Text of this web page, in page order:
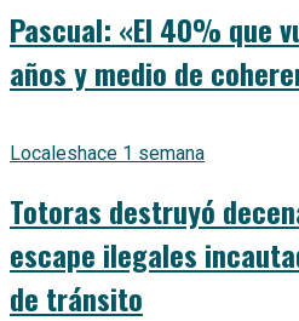
Pascual: «El 40% que
años y medio de
Localeshace 1 semana
Totoras destruyó
escape ilegales
de tránsito